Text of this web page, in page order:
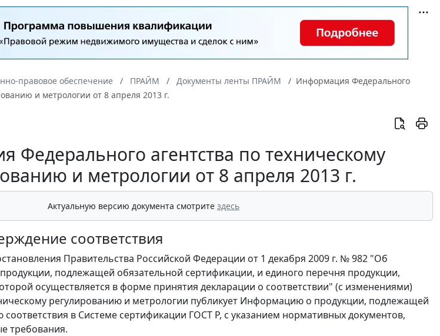
правовое обеспечение ПРАЙМ Документы ленты ПРАЙМ
Информация Федерального
и метрологии от 8 апреля 2013 г.
Федерального агентства по техническому
и метрологии от 8 апреля 2013 г.
Актуальную версию документа смотрите здесь
соответствия
Правительства Российской Федерации от 1 декабря 2009 г. № 982 "Об
подлежащей обязательной сертификации, и единого перечня продукции,
осуществляется в форме принятия декларации о соответствии" (с изменениями)
регулированию и метрологии публикует Информацию о продукции, подлежащей
в Системе сертификации ГОСТ Р, с указанием нормативных документов,
требования.